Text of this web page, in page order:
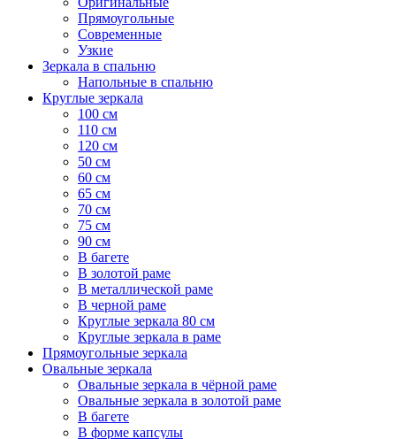
Прямоугольные
Современные
Узкие
Зеркала в спальню
Напольные в спальню
Круглые зеркала
100 см
110 см
120 см
50 см
60 см
65 см
70 см
75 см
90 см
В багете
В золотой раме
В металлической раме
В черной раме
Круглые зеркала 80 см
Круглые зеркала в раме
Прямоугольные зеркала
Овальные зеркала
Овальные зеркала в чёрной раме
Овальные зеркала в золотой раме
В багете
В форме капсулы